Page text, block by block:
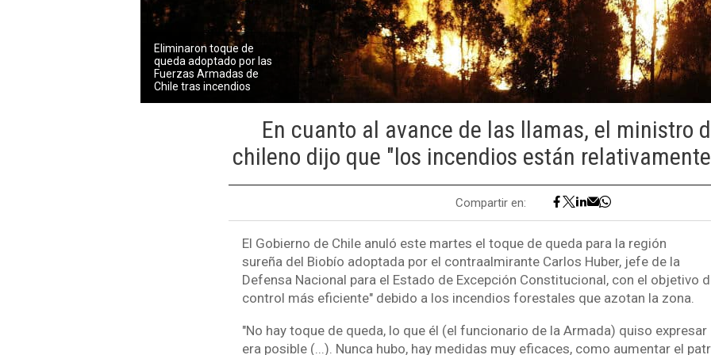
Eliminaron toque de
queda adoptado por las
Fuerzas Armadas de
Chile tras incendios
En cuanto al avance de las llamas, el ministro
chileno dijo que "los incendios están
Compartir en:
El Gobierno de Chile anuló este martes el toque de queda para la región
sureña del Biobío adoptada por el contraalmirante Carlos Huber, jefe de la
Defensa Nacional para el Estado de Excepción Constitucional, con el objetivo
control más eficiente" debido a los incendios forestales que azotan la zona.
"No hay toque de queda, lo que él (el funcionario de la Armada) quiso
era posible (...). Nunca hubo, hay medidas muy eficaces, como aumentar el